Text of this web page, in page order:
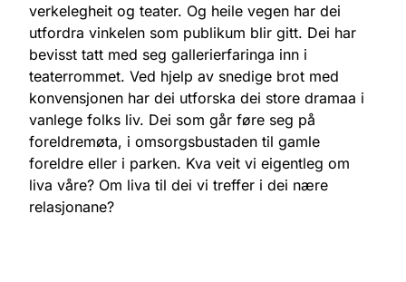
verkelegheit og teater. Og heile vegen har dei
utfordra vinkelen som publikum blir gitt. Dei har
bevisst tatt med seg gallerierfaringa inn i
teaterrommet. Ved hjelp av snedige brot med
konvensjonen har dei utforska dei store dramaa i
vanlege folks liv. Dei som går føre seg på
foreldremøta, i omsorgsbustaden til gamle
foreldre eller i parken. Kva veit vi eigentleg om
liva våre? Om liva til dei vi treffer i dei nære
relasjonane?